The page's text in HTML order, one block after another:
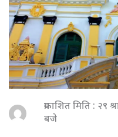
प्रकाशित मिति : २९
बजे